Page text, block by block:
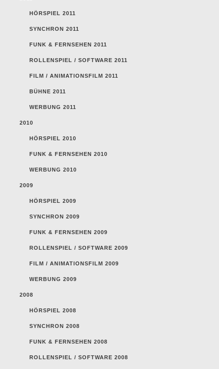
HÖRSPIEL 2011
SYNCHRON 2011
FUNK & FERNSEHEN 2011
ROLLENSPIEL / SOFTWARE 2011
FILM / ANIMATIONSFILM 2011
BÜHNE 2011
WERBUNG 2011
2010
HÖRSPIEL 2010
FUNK & FERNSEHEN 2010
WERBUNG 2010
2009
HÖRSPIEL 2009
SYNCHRON 2009
FUNK & FERNSEHEN 2009
ROLLENSPIEL / SOFTWARE 2009
FILM / ANIMATIONSFILM 2009
WERBUNG 2009
2008
HÖRSPIEL 2008
SYNCHRON 2008
FUNK & FERNSEHEN 2008
ROLLENSPIEL / SOFTWARE 2008